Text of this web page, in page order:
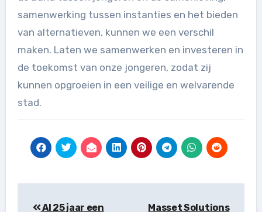
samenwerking tussen instanties en het bieden
van alternatieven, kunnen we een verschil
maken. Laten we samenwerken en investeren in
de toekomst van onze jongeren, zodat zij
kunnen opgroeien in een veilige en welvarende
stad.
Al 25 jaar een Masset Solutions